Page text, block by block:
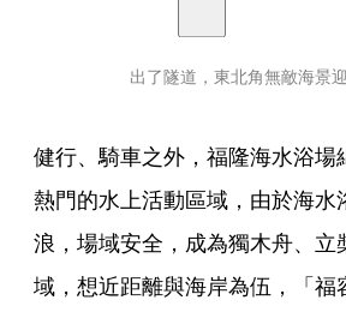
出了隧道，東北角無敵海景迎
健行、騎車之外，福隆海水浴
熱門的水上活動區域，由於海
浪，場域安全，成為獨木舟、
域，想近距離與海岸為伍，「